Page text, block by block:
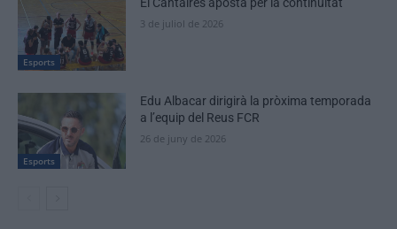
Esports
3 de juliol de 2026
Esports
Edu Albacar dirigirà la pròxima temporada
a l’equip del Reus FCR
26 de juny de 2026